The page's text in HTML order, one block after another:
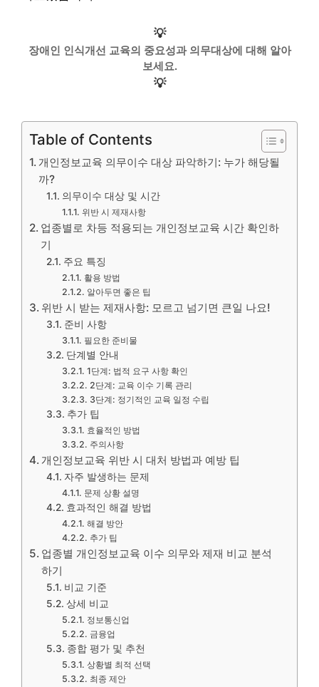
💡
장애인 인식개선 교육의 중요성과 의무대상에 대해 알아
보세요.
💡
Table of Contents
개인정보교육 의무이수 대상 파악하기: 누가 해당될
까?
의무이수 대상 및 시간
위반 시 제재사항
업종별로 차등 적용되는 개인정보교육 시간 확인하
기
주요 특징
활용 방법
알아두면 좋은 팁
위반 시 받는 제재사항: 모르고 넘기면 큰일 나요!
준비 사항
필요한 준비물
단계별 안내
1단계: 법적 요구 사항 확인
2단계: 교육 이수 기록 관리
3단계: 정기적인 교육 일정 수립
추가 팁
효율적인 방법
주의사항
개인정보교육 위반 시 대처 방법과 예방 팁
자주 발생하는 문제
문제 상황 설명
효과적인 해결 방법
해결 방안
추가 팁
업종별 개인정보교육 이수 의무와 제재 비교 분석
하기
비교 기준
상세 비교
정보통신업
금융업
종합 평가 및 추천
상황별 최적 선택
최종 제안